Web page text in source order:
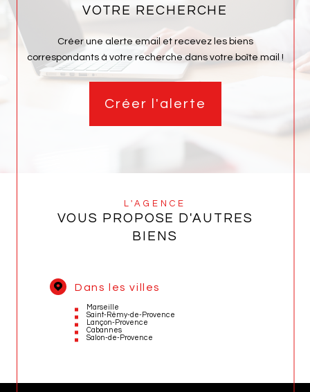
VOTRE RECHERCHE
Créer une alerte email et recevez les biens
correspondants à votre recherche dans votre boîte mail !
Créer l'alerte
L'AGENCE
VOUS PROPOSE D'AUTRES
BIENS
Dans les villes
Marseille
Saint-Rémy-de-Provence
Lançon-Provence
Cabannes
Salon-de-Provence